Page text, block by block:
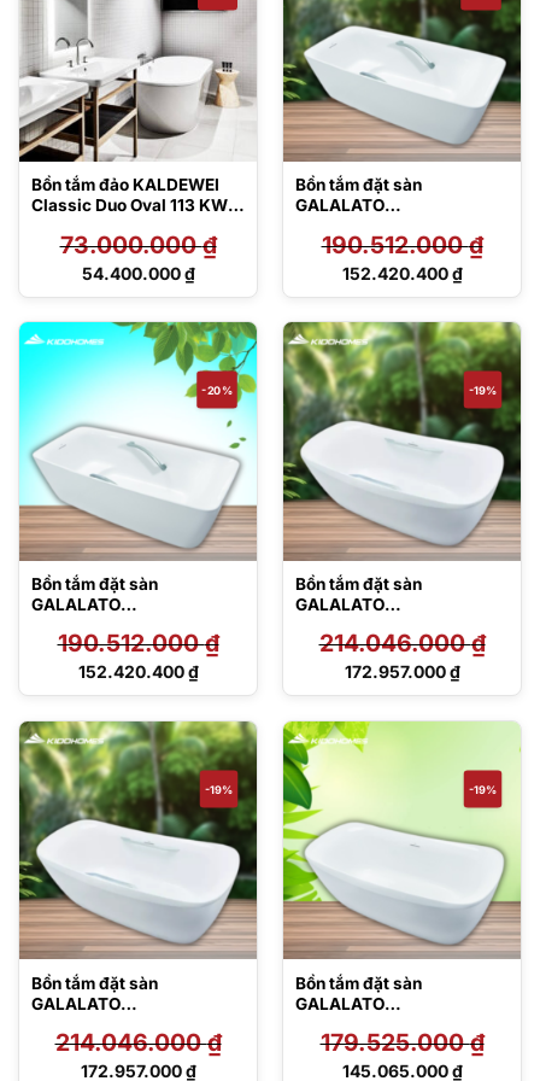
Bồn tắm đảo KALDEWEI
Classic Duo Oval 113 KW –
73.000.000₫
Giá
73.000.000 ₫.
54.400.000₫
Giá
tại
là:
54.400.000 ₫.
Bồn tắm đặt sàn
GALALATO
TVBF412
190.512.000₫
Giá
190.512.000 ₫.
152.420.400₫
Giá
tại
là:
152.420.400 ₫.
-20%
Bồn tắm đặt sàn
GALALATO
TVBF412
190.512.000₫
Giá
190.512.000 ₫.
152.420.400₫
Giá
tại
là:
152.420.400 ₫.
-19%
Bồn tắm đặt sàn
GALALATO
TVBF412
214.046.000₫
Giá
214.046.000 ₫.
172.957.000₫
Giá
172.957.000 ₫.
-19%
Bồn tắm đặt sàn
GALALATO
TVBF412
214.046.000₫
Giá
172.957.000₫
-19%
Bồn tắm đặt sàn
GALALATO
TVBF412
179.525.000₫
Giá
145.065.000₫